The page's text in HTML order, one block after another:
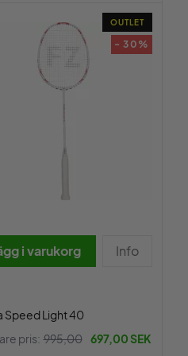
OUTLET
- 30%
i varukorg Info
Speed Light 40
pris: 995,00 697,00 SEK